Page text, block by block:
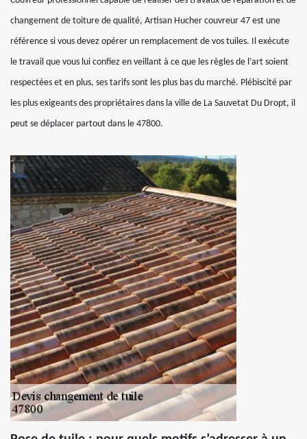
changement de toiture de qualité, Artisan Hucher couvreur 47 est une
référence si vous devez opérer un remplacement de vos tuiles. Il exécute
le travail que vous lui confiez en veillant à ce que les règles de l’art soient
respectées et en plus, ses tarifs sont les plus bas du marché. Plébiscité par
les plus exigeants des propriétaires dans la ville de La Sauvetat Du Dropt, il
peut se déplacer partout dans le 47800.